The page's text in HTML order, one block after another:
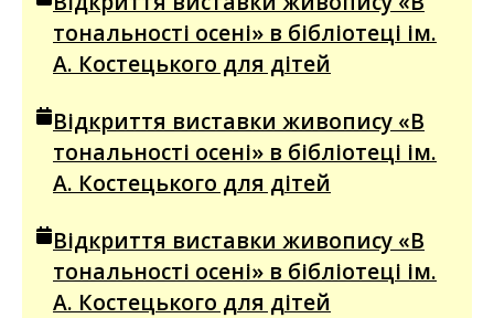
тональності осені» в бібліотеці ім.
А. Костецького для дітей
Відкриття виставки живопису «В
тональності осені» в бібліотеці ім.
А. Костецького для дітей
Відкриття виставки живопису «В
тональності осені» в бібліотеці ім.
А. Костецького для дітей